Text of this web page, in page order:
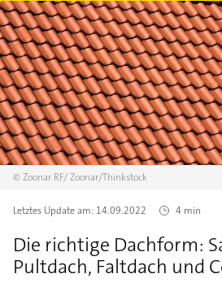
©Zoonar RF/Zoonar/Thinkstock
Letztes Update am: 14.09.2022 4 min
Die richtige Dachform:
Pultdach, Faltdach und